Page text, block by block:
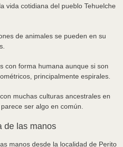
vida cotidiana del pueblo Tehuelche
de animales se pueden en su
con forma humana aunque si son
principalmente espirales.
muchas culturas ancestrales en
ser algo en común.
de las manos
manos desde la localidad de Perito